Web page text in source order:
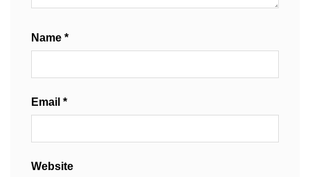
Name *
Email *
Website